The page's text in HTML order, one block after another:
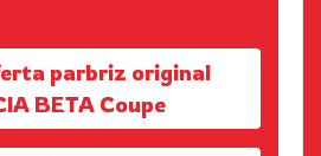
parbriz original
BETA Coupe